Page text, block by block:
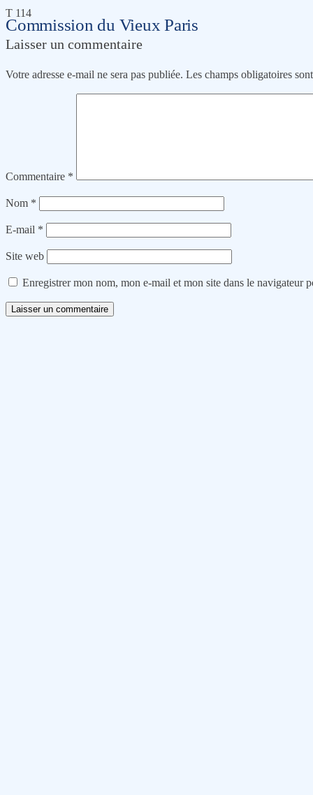
Commission du Vieux Paris
T 114
Laisser un commentaire
Votre adresse e-mail ne sera pas publiée. Les champs obligatoires
Commentaire *
Nom *
E-mail *
Site web
Enregistrer mon nom, mon e-mail et mon site dans le navigateur